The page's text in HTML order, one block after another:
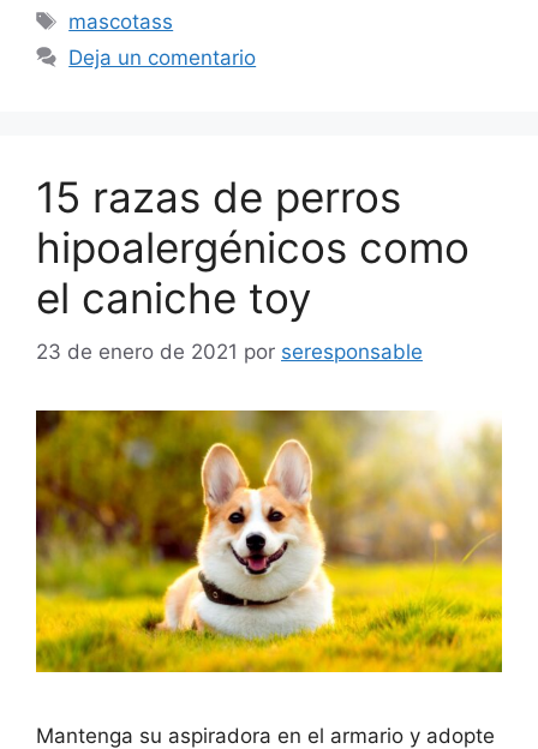
Etiquetas
mascotass
Deja un comentario
15 razas de perros
hipoalergénicos como
el caniche toy
23 de enero de 2021 por seresponsable
Mantenga su aspiradora en el armario y adopte